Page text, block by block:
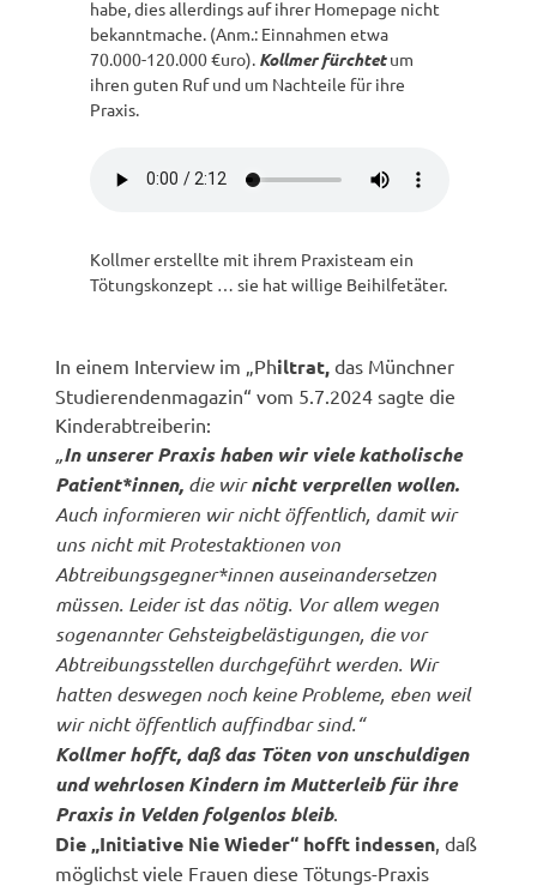
habe, dies allerdings auf ihrer Homepage nicht
bekanntmache. (Anm.: Einnahmen etwa
70.000-120.000 €uro). Kollmer fürchtetum
ihren guten Ruf und um Nachteile für ihre
Praxis.
Kollmer erstellte mit ihrem Praxisteam ein
Tötungskonzept … sie hat willige Beihilfetäter.
In einem Interview im „Philtrat,das Münchner
Studierendenmagazin“ vom 5.7.2024 sagte die
Kinderabtreiberin:
„In unserer Praxis haben wir viele katholische
Patient*innen, die wirnicht verprellen wollen.
Auch informieren wir nicht öffentlich, damit wir
uns nicht mit Protestaktionen von
Abtreibungsgegner*innen auseinandersetzen
müssen. Leider ist das nötig. Vor allem wegen
sogenannter Gehsteigbelästigungen, die vor
Abtreibungsstellen durchgeführt werden. Wir
hatten deswegen noch keine Probleme, eben weil
wir nicht öffentlich auffindbar sind.“
Kollmer hofft, daß das Töten von unschuldigen
und wehrlosen Kindern im Mutterleib für ihre
Praxis in Velden folgenlos bleib.
Die „Initiative Nie Wieder“ hofft indessen , daß
möglichst viele Frauen diese Tötungs-Praxis